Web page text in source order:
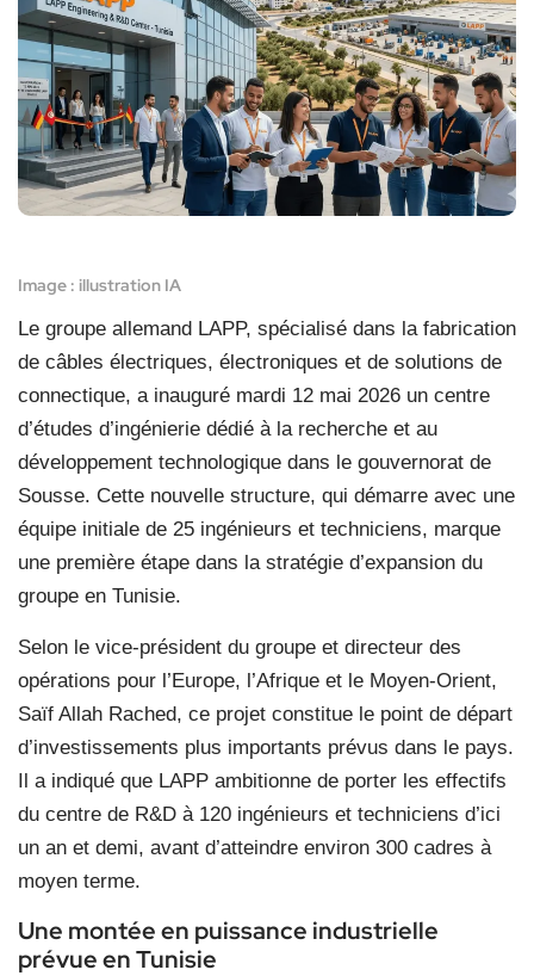
Image : illustration IA
Le groupe allemand LAPP, spécialisé dans la fabrication
de câbles électriques, électroniques et de solutions de
connectique, a inauguré mardi 12 mai 2026 un centre
d’études d’ingénierie dédié à la recherche et au
développement technologique dans le gouvernorat de
Sousse. Cette nouvelle structure, qui démarre avec une
équipe initiale de 25 ingénieurs et techniciens, marque
une première étape dans la stratégie d’expansion du
groupe en Tunisie.
Selon le vice-président du groupe et directeur des
opérations pour l’Europe, l’Afrique et le Moyen-Orient,
Saïf Allah Rached, ce projet constitue le point de départ
d’investissements plus importants prévus dans le pays.
Il a indiqué que LAPP ambitionne de porter les effectifs
du centre de R&D à 120 ingénieurs et techniciens d’ici
un an et demi, avant d’atteindre environ 300 cadres à
moyen terme.
Une montée en puissance industrielle
prévue en Tunisie